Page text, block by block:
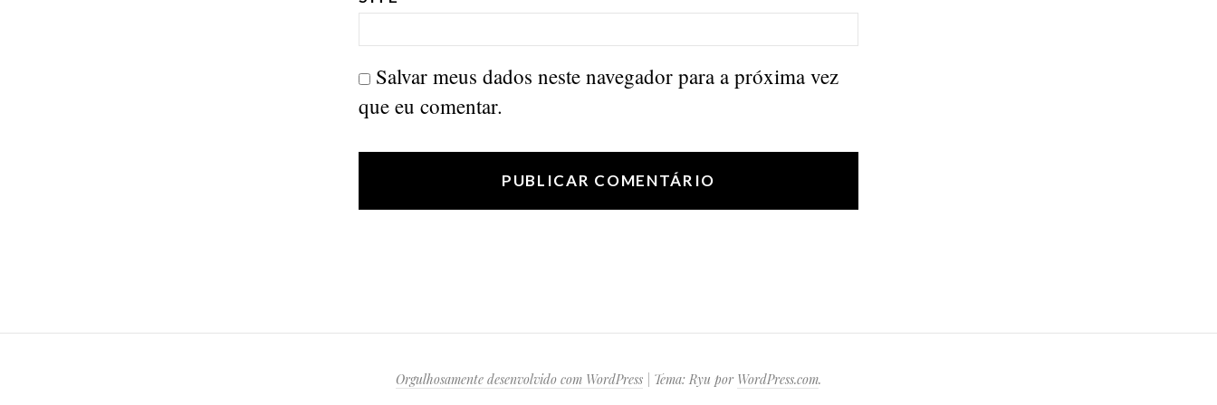
Salvar meus dados neste navegador para a próxima vez
que eu comentar.
Orgulhosamente desenvolvido com WordPress Tema: Ryu por WordPress.com.